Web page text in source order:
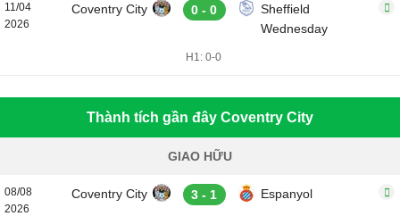
11/04
2026
Coventry City 0 - 0
Sheffield
Wednesday
H1: 0-0
Thành tích gần đây Coventry City
GIAO HỮU
08/08
2026
Coventry City 3 - 1 Espanyol